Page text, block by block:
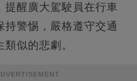
提醒廣大駕駛員在行車
持警惕，嚴格遵守交通
似的悲劇。